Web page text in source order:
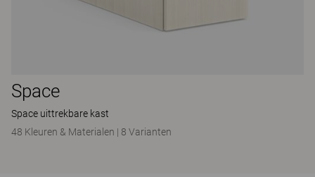
Space
Space uittrekbare kast
48 Kleuren & Materialen | 8 Varianten